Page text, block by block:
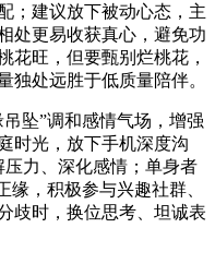
；建议放下被动心态，主
处更易收获真心，避免功
花旺，但要甄别烂桃花，
独处远胜于低质量陪伴。
坠”调和感情气场，增强
时光，放下手机深度沟
力、深化感情；单身者
缘，积极参与兴趣社群、
歧时，换位思考、坦诚表